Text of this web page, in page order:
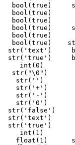
bool(true)
bool(true)
bool(true)
bool(true)
bool(true)
bool(true)
str('text')
str('true')
int(0)
str("\0")
str('')
str('+')
str('-')
str('0')
str('false')
str('text')
str('true')
int(1)
float(1)